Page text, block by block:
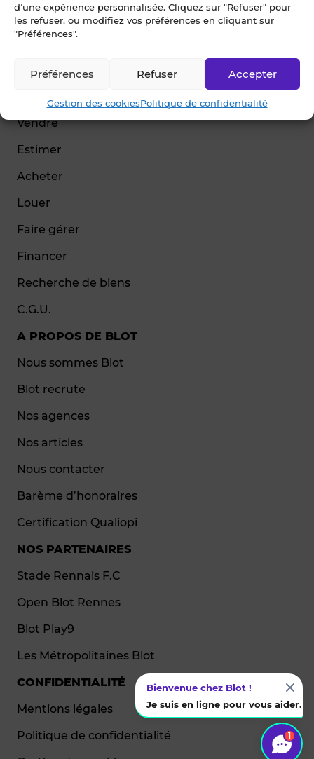
d’une expérience personnalisée. Cliquez sur "Refuser" pour
les refuser, ou modifiez vos préférences en cliquant sur
"Préférences".
Accepter
Refuser
Préférences
Gestion des cookiesPolitique de confidentialité
NAVIGATION
Vendre
Estimer
Acheter
Louer
Faire gérer
Financer
Recherche de biens
C.G.U.
A PROPOS DE BLOT
Nous sommes Blot
Blot recrute
Nos agences
Nos articles
Nous contacter
Barème d’honoraires
Certification Qualiopi
NOS PARTENAIRES
Stade Rennais F.C
Open Blot Rennes
Blot Play9
Les Métropolitaines Blot
CONFIDENTIALITÉ
Mentions légales
Politique de confidentialité
1
Bienvenue chez Blot !
Je suis en ligne pour vous aider.